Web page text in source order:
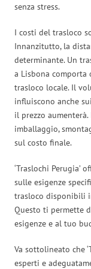
senza stress.
I costi del trasloco
Innanzitutto, la
determinante. Un
a Lisbona
trasloco locale. Il
influiscono anche
il prezzo
imballaggio,
sul costo finale.
‘Traslochi Perugia’
sulle esigenze
trasloco disponibili
Questo ti permette
esigenze e al tuo
Va sottolineato che
esperti e